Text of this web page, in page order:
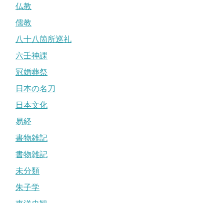
仏教
儒教
八十八箇所巡礼
六壬神課
冠婚葬祭
日本の名刀
日本文化
易経
書物雑記
書物雑記
未分類
朱子学